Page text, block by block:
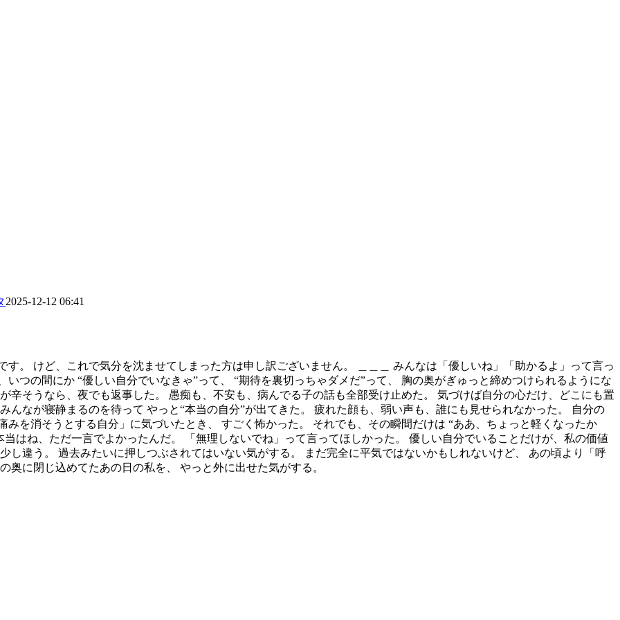
2025-12-12 06:41
。 けど、これで気分を沈ませてしまった方は申し訳ございません。 ＿＿＿ みんなは「優しいね」「助かるよ」って言っ
つの間にか “優しい自分でいなきゃ”って、 “期待を裏切っちゃダメだ”って、 胸の奥がぎゅっと締めつけられるようにな
辛そうなら、夜でも返事した。 愚痴も、不安も、病んでる子の話も全部受け止めた。 気づけば自分の心だけ、どこにも置
んなが寝静まるのを待って やっと“本当の自分”が出てきた。 疲れた顔も、弱い声も、誰にも見せられなかった。 自分の
を消そうとする自分」に気づいたとき、 すごく怖かった。 それでも、その瞬間だけは “ああ、ちょっと軽くなったか
はね、ただ一言でよかったんだ。 「無理しないでね」って言ってほしかった。 優しい自分でいることだけが、私の価値
し違う。 過去みたいに押しつぶされてはいない気がする。 まだ完全に平気ではないかもしれないけど、 あの頃より「呼
に閉じ込めてたあの日の私を、 やっと外に出せた気がする。